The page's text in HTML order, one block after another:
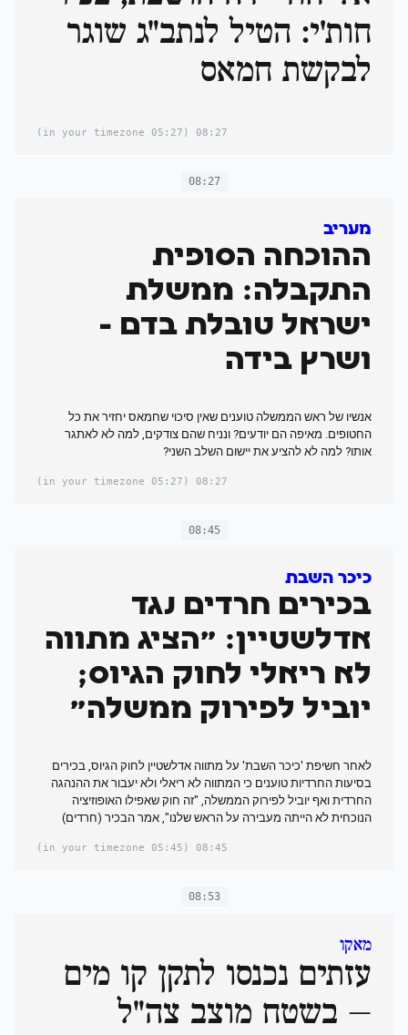
חות'י: הטיל לנתב"ג שוגר
לבקשת חמאס
08:27
(05:27 in your timezone)
08:27
מעריב
ההוכחה הסופית
התקבלה: ממשלת
ישראל טובלת בדם -
ושרץ בידה
אנשיו של ראש הממשלה טוענים שאין סיכוי שחמאס יחזיר את כל
החטופים. מאיפה הם יודעים? ונניח שהם צודקים, למה לא לאתגר
אותו? למה לא להציע את יישום השלב השני?
08:27
(05:27 in your timezone)
08:45
כיכר השבת
בכירים חרדים נגד
אדלשטיין: "הציג מתווה
לא ריאלי לחוק הגיוס;
יוביל לפירוק ממשלה"
לאחר חשיפת 'כיכר השבת' על מתווה אדלשטיין לחוק הגיוס, בכירים
בסיעות החרדיות טוענים כי המתווה לא ריאלי ולא יעבור את ההנהגה
החרדית ואף יוביל לפירוק הממשלה, "זה חוק שאפילו האופוזיציה
הנוכחית לא הייתה מעבירה על הראש שלנו", אמר הבכיר (חרדים)
08:45
(05:45 in your timezone)
08:53
מאקו
עזתים נכנסו לתקן קו מים
– בשטח מוצב צה"ל